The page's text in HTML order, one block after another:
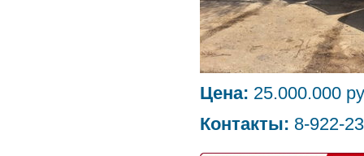
Цена: 25.000.000
Контакты: 8-922-